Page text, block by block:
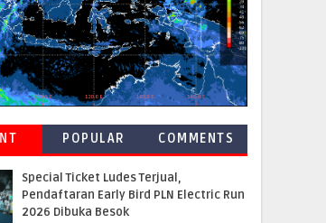
POPULAR COMMENTS
Special Ticket Ludes Terjual,
Pendaftaran Early Bird PLN Electric Run
2026 Dibuka Besok